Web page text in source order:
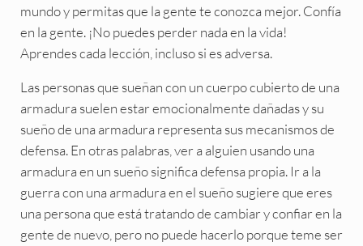
mundo y permitas que la gente te conozca mejor. Confía
en la gente. ¡No puedes perder nada en la vida!
Aprendes cada lección, incluso si es adversa.
Las personas que sueñan con un cuerpo cubierto de una
armadura suelen estar emocionalmente dañadas y su
sueño de una armadura representa sus mecanismos de
defensa. En otras palabras, ver a alguien usando una
armadura en un sueño significa defensa propia. Ir a la
guerra con una armadura en el sueño sugiere que eres
una persona que está tratando de cambiar y confiar en la
gente de nuevo, pero no puede hacerlo porque teme ser